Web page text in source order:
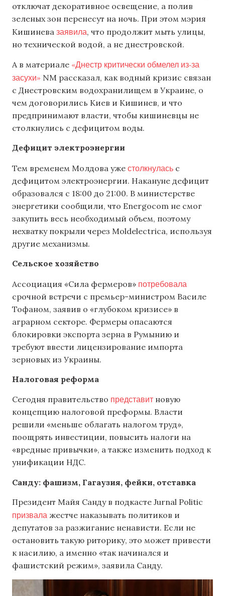
отключат декоративное освещение, а полив
зеленых зон перенесут на ночь. При этом мэрия
Кишинева заявила, что продолжит мыть улицы,
но технической водой, а не днестровской.
А в материале «Днестр критически обмелел из-за
засухи» NM рассказал, как водный кризис связан
с Днестровским водохранилищем в Украине, о
чем договорились Киев и Кишинев, и что
предпринимают власти, чтобы кишиневцы не
столкнулись с дефицитом воды.
Дефицит электроэнергии
Тем временем Молдова уже столкнулась с
дефицитом электроэнергии. Накануне дефицит
образовался с 18:00 до 21:00. В министерстве
энергетики сообщили, что Energocom не смог
закупить весь необходимый объем, поэтому
нехватку покрыли через Moldelectrica, используя
другие механизмы.
Сельское хозяйство
Ассоциация «Сила фермеров» потребовала
срочной встречи с премьер-министром Василе
Тофаном, заявив о «глубоком кризисе» в
аграрном секторе. Фермеры опасаются
блокировки экспорта зерна в Румынию и
требуют ввести лицензирование импорта
зерновых из Украины.
Налоговая реформа
Сегодня правительство представит новую
концепцию налоговой преформы. Власти
решили «меньше облагать налогом труд»,
поощрять инвестиции, повысить налоги на
«вредные привычки», а также изменить подход к
унификации НДС.
Санду: фашизм, Гагаузия, фейки, отставка
Президент Майя Санду в подкасте Jurnal Politic
призвала жестче наказывать политиков и
депутатов за разжигание ненависти. Если не
остановить такую риторику, это может привести
к насилию, а именно «так начинался и
фашистский режим», заявила Санду.